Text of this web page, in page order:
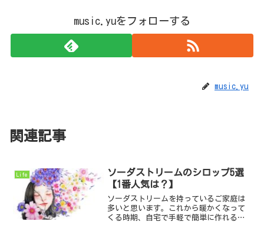
music.yuをフォローする
music.yu
関連記事
Life
ソーダストリームのシロップ5選
【1番人気は？】
ソーダストリームを持っているご家庭は
多いと思います。これから暖かくなって
くる時期、自宅で手軽で簡単に作れるソ